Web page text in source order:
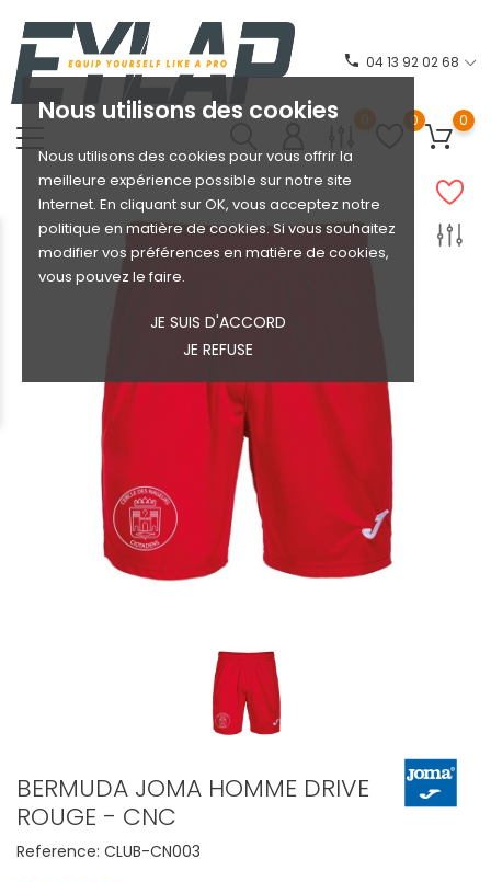
Nous utilisons des cookies
Nous utilisons des cookies pour vous offrir la
meilleure expérience possible sur notre site
Internet. En cliquant sur OK, vous acceptez notre
politique en matière de cookies. Si vous souhaitez
modifier vos préférences en matière de cookies,
vous pouvez le faire.
JE SUIS D'ACCORD
JE REFUSE
phone 04 13 92 02 68
0 0 0
BERMUDA JOMA HOMME DRIVE
ROUGE - CNC
Reference: CLUB-CN003